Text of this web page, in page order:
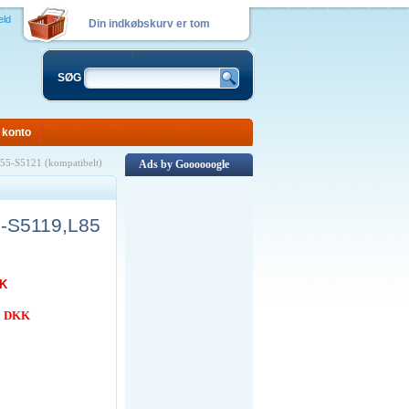
Din indkøbskurv er tom
SØG
konto
S5121 (kompatibelt)
S5119,L85
DKK
Ads by Goooooogle